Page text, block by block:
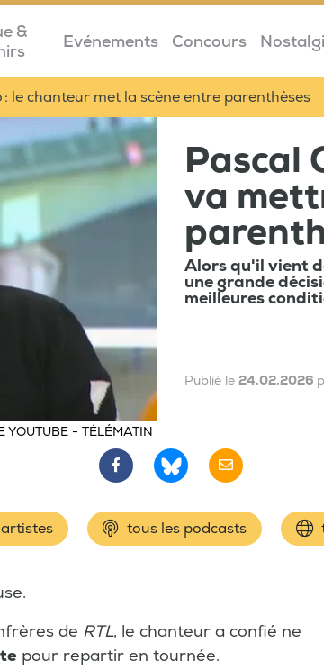
&
Evénements Concours
: le chanteur met la scène entre parenthèses
YOUTUBE - TÉLÉMATIN
Pascal
va
Alors qu'il vient
une grande
meilleures
Publié le 24.02.2026
tous les podcasts
de RTL, le chanteur a confié ne
pour repartir en tournée.